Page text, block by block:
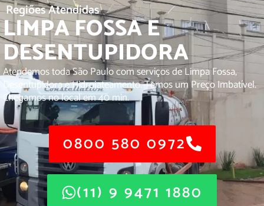
Regiões Atendidas
LIMPA FOSSA E
DESENTUPIDORA
Atendemos toda São Paulo com serviços de Limpa Fossa,
Desentupidora e Hidrojateamento. Temos um Preço Imbatível.
Chegamos no local em 40 min.
0800 580 0972
(11) 9 9471 1880